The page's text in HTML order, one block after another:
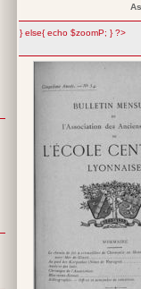
";} else{ echo $zoomP; } ?>